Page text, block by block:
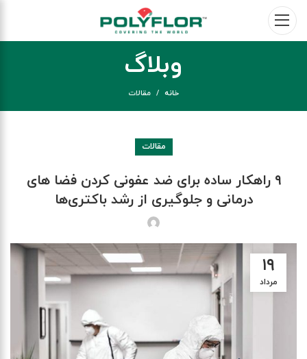
وبلاگ
خانه مقالات
مقالات
۹ راهکار ساده برای ضد عفونی کردن فضا های
درمانی و جلوگیری از رشد باکتری‌ها
۱۹
مرداد